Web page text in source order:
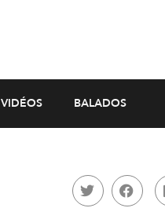
VIDÉOS BALADOS